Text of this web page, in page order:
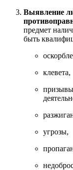
Выявление
предмет
быть
клевета,
призывы
угрозы,